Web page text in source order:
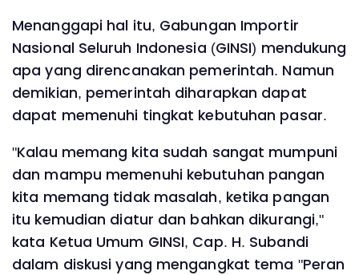
Menanggapi hal itu, Gabungan Importir
Nasional Seluruh Indonesia (GINSI) mendukung
apa yang direncanakan pemerintah. Namun
demikian, pemerintah diharapkan dapat
dapat memenuhi tingkat kebutuhan pasar.
"Kalau memang kita sudah sangat mumpuni
dan mampu memenuhi kebutuhan pangan
kita memang tidak masalah, ketika pangan
itu kemudian diatur dan bahkan dikurangi,"
kata Ketua Umum GINSI, Cap. H. Subandi
dalam diskusi yang mengangkat tema "Peran